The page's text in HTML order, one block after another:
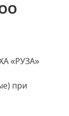
«РУЗА»
при